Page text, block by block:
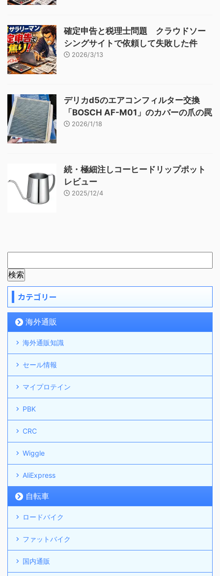
確定申告と税理士問題 クラウドソー
シングサイトで依頼して失敗した件
2026/3/13
デリカd5のエアコンフィルター交換
「BOSCH AF-M01」のカバーの爪の罠
2026/1/18
続・極細注しコーヒードリップポット
レビュー
2025/12/4
カテゴリー
海外通販
海外通販知識
セール情報
マイプロテイン
PBK
CRC
Wiggle
AliExpress
自転車
ロードバイク
ファットバイク
国内通販